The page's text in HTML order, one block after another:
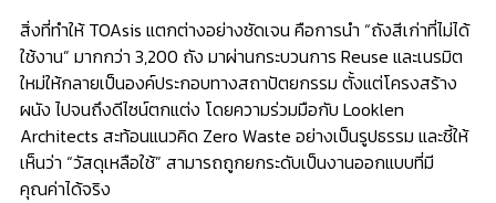
สิ่งที่ทำให้ TOAsis แตกต่างอย่างชัดเจน คือการนำ “ถังสีเก่าที่ไม่ได้
ใช้งาน” มากกว่า 3,200 ถัง มาผ่านกระบวนการ Reuse และเนรมิต
ใหม่ให้กลายเป็นองค์ประกอบทางสถาปัตยกรรม ตั้งแต่โครงสร้าง
ผนัง ไปจนถึงดีไซน์ตกแต่ง โดยความร่วมมือกับ Looklen
Architects สะท้อนแนวคิด Zero Waste อย่างเป็นรูปธรรม และชี้ให้
เห็นว่า “วัสดุเหลือใช้” สามารถถูกยกระดับเป็นงานออกแบบที่มี
คุณค่าได้จริง